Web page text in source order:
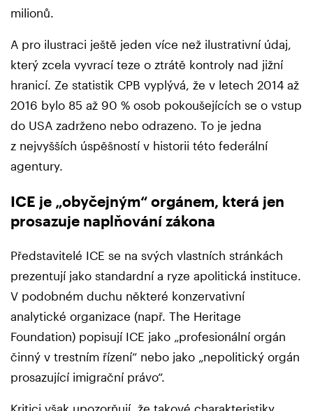
milionů.
A pro ilustraci ještě jeden více než ilustrativní údaj,
který zcela vyvrací teze o ztrátě kontroly nad jižní
hranicí. Ze statistik CPB vyplývá, že v letech 2014 až
2016 bylo 85 až 90 % osob pokoušejících se o vstup
do USA zadrženo nebo odrazeno. To je jedna
z nejvyšších úspěšností v historii této federální
agentury.
ICE je „obyčejným“ orgánem, která jen
prosazuje naplňování zákona
Představitelé ICE se na svých vlastních stránkách
prezentují jako standardní a ryze apolitická instituce.
V podobném duchu některé konzervativní
analytické organizace (např. The Heritage
Foundation) popisují ICE jako „profesionální orgán
činný v trestním řízení“ nebo jako „nepolitický orgán
prosazující imigrační právo“.
Kritici však upozorňují, že takové charakteristiky